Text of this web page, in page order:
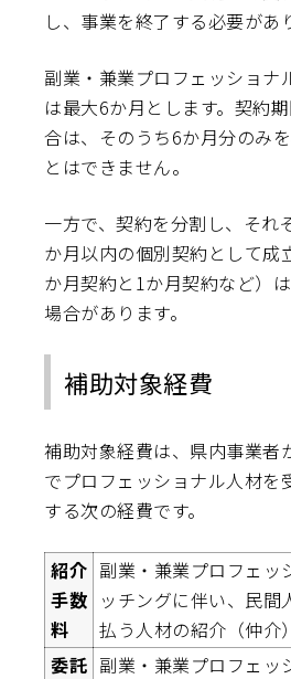
し、事業を終了する必要があ
副業・兼業プロフェッショナ
は最大6か月とします。契約
合は、そのうち6か月分のみ
とはできません。
一方で、契約を分割し、それ
か月以内の個別契約として成
か月契約と1か月契約など）
場合があります。
補助対象経費
補助対象経費は、県内事業者
でプロフェッショナル人材を
する次の経費です。
紹介
手数
料
副業・兼業プロフェッ
ッチングに伴い、民間
払う人材の紹介（仲介
委託 副業・兼業プロフェッ